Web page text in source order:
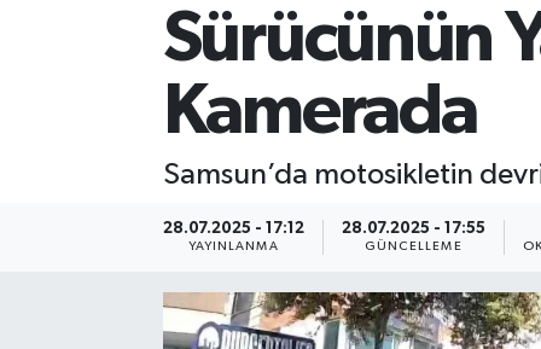
Sürücünün
Kamerada
Samsun’da motosikletin
28.07.2025 - 17:12
YAYINLANMA
28.07.2025 - 17:55
GÜNCELLEME